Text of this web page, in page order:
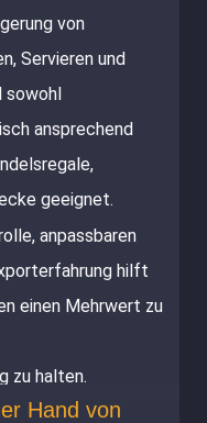
von
Servieren und
sowohl
ansprechend
geeignet.
anpassbaren
hilft
einen Mehrwert zu
zu halten.
Hand von